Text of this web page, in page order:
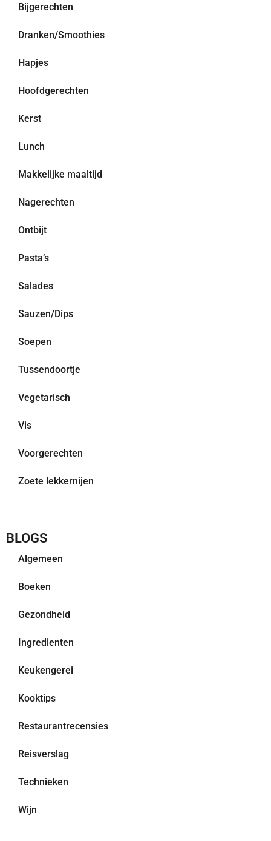
Bijgerechten
Dranken/Smoothies
Hapjes
Hoofdgerechten
Kerst
Lunch
Makkelijke maaltijd
Nagerechten
Ontbijt
Pasta’s
Salades
Sauzen/Dips
Soepen
Tussendoortje
Vegetarisch
Vis
Voorgerechten
Zoete lekkernijen
BLOGS
Algemeen
Boeken
Gezondheid
Ingredienten
Keukengerei
Kooktips
Restaurantrecensies
Reisverslag
Technieken
Wijn